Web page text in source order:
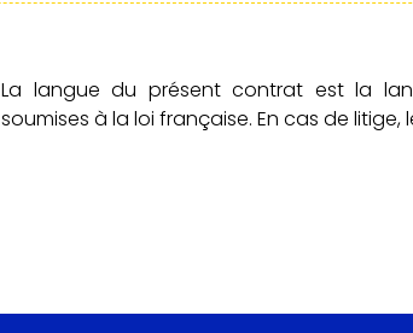
La langue du présent contrat est la
soumises à la loi française. En cas de